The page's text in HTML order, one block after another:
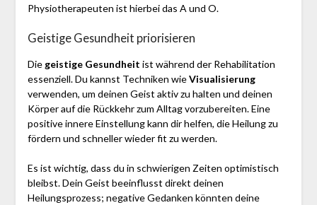
Physiotherapeuten ist hierbei das A und O.
Geistige Gesundheit priorisieren
Die geistige Gesundheit ist während der Rehabilitation
essenziell. Du kannst Techniken wieVisualisierung
verwenden, um deinen Geist aktiv zu halten und deinen
Körper auf die Rückkehr zum Alltag vorzubereiten. Eine
positive innere Einstellung kann dir helfen, die Heilung zu
fördern und schneller wieder fit zu werden.
Es ist wichtig, dass du in schwierigen Zeiten optimistisch
bleibst. Dein Geist beeinflusst direkt deinen
Heilungsprozess; negative Gedanken könnten deine